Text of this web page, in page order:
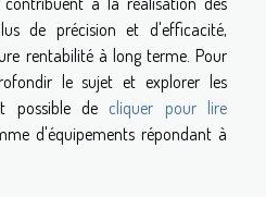
de précision et d'efficacité,
rentabilité à long terme. Pour
le sujet et explorer les
possible de cliquer pour lire
d'équipements répondant à